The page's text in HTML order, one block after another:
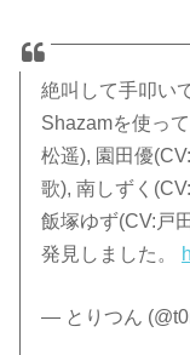
絶叫して手叩い
Shazamを使っ
松遥), 園田優
歌), 南しずく
飯塚ゆず(CV:戸
発見しました。
— とりつん